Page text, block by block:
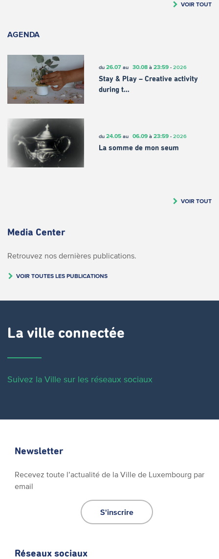
VOIR TOUT
AGENDA
du 26.07au 30.08à 23:59- 2026
Stay & Play – Creative activity
during t…
du 24.05au 06.09à 23:59- 2026
La somme de mon seum
VOIR TOUT
Media Center
Retrouvez nos dernières publications.
VOIR TOUTES LES PUBLICATIONS
La ville connectée
Suivez la Ville sur les réseaux sociaux
Newsletter
Recevez toute l’actualité de la Ville de Luxembourg par
email
S'inscrire
Réseaux sociaux